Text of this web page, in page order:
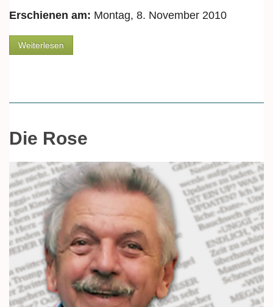
Erschienen am: Montag, 8. November 2010
Weiterlesen
Die Rose